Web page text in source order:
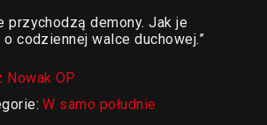
przychodzą demony. Jak je
codziennej walce duchowej.”
Nowak OP
W samo południe